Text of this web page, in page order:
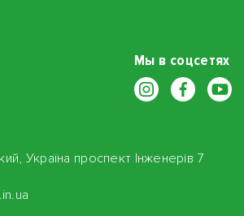
Мы в соцсетях
Україна проспект Інженерів 7